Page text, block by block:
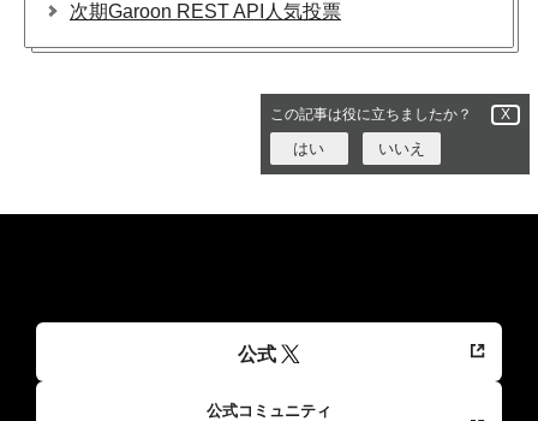
次期Garoon REST API人気投票
この記事は役に立ちましたか？ X
はい いいえ
公式
公式コミュニティ